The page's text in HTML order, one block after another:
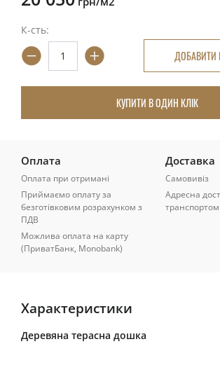
К-сть:
ДОБАВИТИ
КУПИТИ В ОДИН КЛІК
Оплата
Оплата при отримані
Приймаємо оплату за
безготівковим розрахунком з
ПДВ
Можлива оплата на карту
(ПриватБанк, Monobank)
Доставка
Самовивіз
Адресна
транспортом
Характеристики
Деревяна терасна дошка